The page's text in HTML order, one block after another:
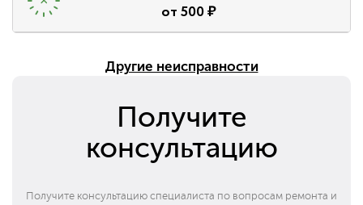
от500₽
Другие неисправности
Получите
консультацию
Получите консультацию специалиста по вопросам ремонта и